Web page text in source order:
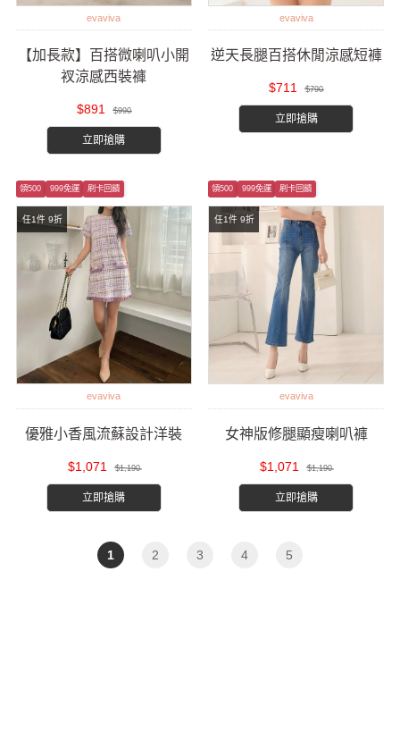
evaviva
【加長款】百搭微喇叭小開
衩涼感西裝褲
$891 $990
立即搶購
evaviva
逆天長腿百搭休閒涼感短褲
$711 $790
立即搶購
任1件 9折
領500 999免運 刷卡回饋
evaviva
優雅小香風流蘇設計洋裝
$1,071 $1,190
立即搶購
任1件 9折
領500 999免運 刷卡回饋
evaviva
女神版修腿顯瘦喇叭褲
$1,071 $1,190
立即搶購
1 2 3 4 5